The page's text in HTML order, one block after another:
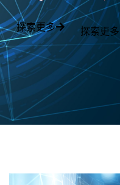
探索更多 探索更多